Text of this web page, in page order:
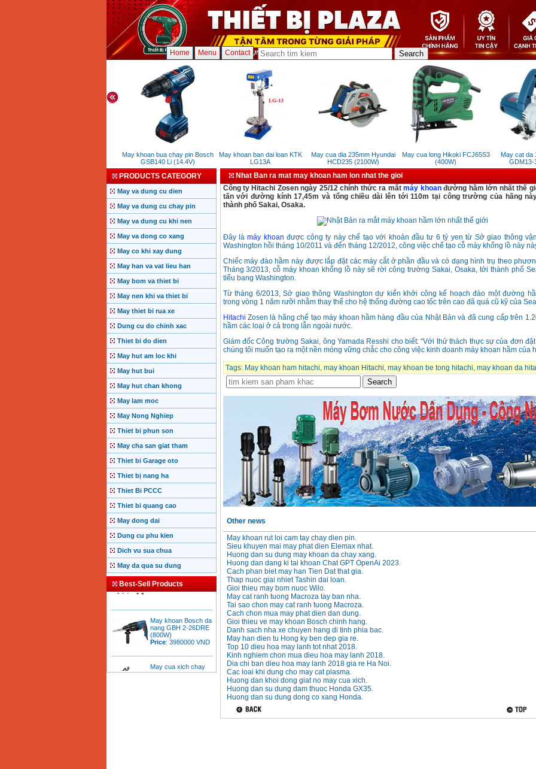
Home Menu Contact
May khoan bua chay pin Bosch
GSB140 Li (14.4V)
May khoan ban dai loan KTK
LG13A
May cua dia 235mm Hyundai
HCD235 (2100W)
May cua long Hikoki FCJ65S3
(400W)
May cat da
GDM13-
PRODUCTS CATEGORY
May va dung cu dien
May va dung cu chay pin
May va dung cu khi nen
May va dong co xang
May co khi xay dung
May han va vat lieu han
May bom va thiet bi
May nen khi va thiet bi
May thiet bi rua xe
Dung cu do chinh xac
Thiet bi do dien
May hut am loc khi
May hut bui
May hut chan khong
May lam moc
May Nong Nghiep
Thiet bi phun son
May cha san giat tham
Thiet bi Garage oto
Thiet bị nang ha
Thiet Bi PCCC
Thiet bi quang cao
May dong dai
Dung cu phu kien
Dich vu sua chua
May da qua su dung
Best-Sell Products
Motor Hong ky dong
co Hong ky
Price:
diesel dau no diesel
Price:6500000VND
Bang gia mui khoan
rut loi be tong
Price:330000
nang GBH 2-26DRE
(800W)
Price:3980000
xang Stihl MS661
Nhat Ban ra mat may khoan ham lon nhat the gioi
Công ty Hitachi Zosen ngày 25/12 chính thức ra mắtmáy khoanđường hầm lớn nhất thế
tấn với đường kính 17,45m và tổng chiều dài lên tới 110m tại công trường của hãng
thành phố Sakai, Osaka.
Đây làmáy khoan được công ty này chế tạo với khoản đầu tư 6 tỷ yen từ Sở giao thông
Washington hồi tháng 10/2011 và đến tháng 12/2012, công việc chế tạo cỗ máy khổng lồ này
Chiếc máy đào hầm này được lắp đặt các máy cắt ở phần đầu và có dạng hình trụ theo
Tháng 3/2013, cỗ máy khoan khổng lồ này sẽ rời công trường Sakai, Osaka, tới thành phố
tiểu bang Washington.
Từ tháng 6/2013, Sở giao thông Washington dự kiến khởi công kế hoạch đào một đường
trong vòng 1 năm rưỡi nhằm thay thế cho hệ thống đường cao tốc trên cao đã quá cũ kỹ của
Hitachi Zosen là hãng chế tạo máy khoan hầm hàng đầu của Nhật Bản và đã cung cấp trên
hầm các loại ở cả trong lẫn ngoài nước.
Giám đốc Công trường Sakai, ông Yamada Resshi cho biết: “Với thử thách thực sự của đơn
chúng tôi muốn tạo ra một nền móng vững chắc cho công việc kinh doanh máy khoan hầm của
Tags: May khoan ham hitachi, may khoan Hitachi, may khoan be tong hitachi, may khoan da
Other news
May khoan rut loi cam tay chay dien pin.
Sieu khuyen mai may phat dien Elemax nhat.
Huong dan su dung may khoan da chay xang.
Huong dan dang ki tai khoan Chat GPT OpenAi 2023.
Cach phan biet may han Tien Dat that gia.
Thap nuoc giai nhiet Tashin dai loan.
Gioi thieu may bom nuoc Wilo.
May cat ranh tuong Macroza tay ban nha.
Tai sao chon may cat ranh tuong Macroza.
Cach chon mua may phat dien dan dung.
Gioi thieu ve may khoan Bosch chinh hang.
Danh sach nha xe chuyen hang di tinh phia bac.
May han dien tu Hong ky ben dep gia re.
Top 10 dieu hoa may lanh tot nhat 2018.
Kinh nghiem chon mua dieu hoa may lanh 2018.
Dia chi ban dieu hoa may lanh 2018 gia re Ha Noi.
Cac loai khi dung cho may cat plasma.
Huong dan khoi dong giat no may cua xich.
Huong dan su dung dam thuoc Honda GX35.
Huong dan su dung dong co xang Honda.